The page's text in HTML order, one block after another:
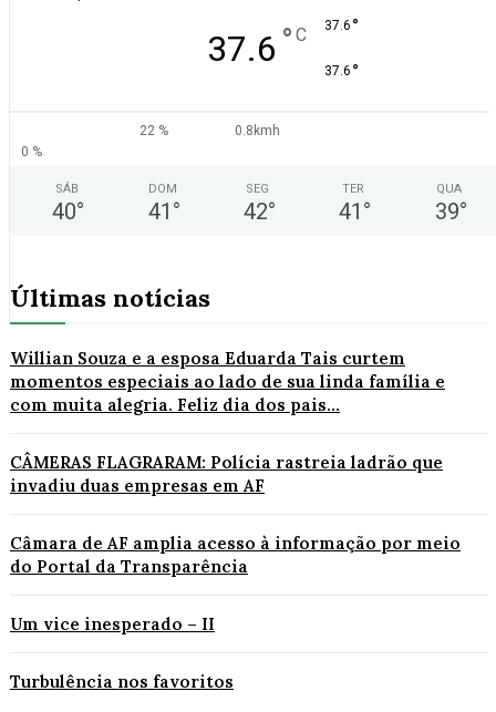
37.6 ° C 37.6 °
37.6 °
22 %
0.8kmh
0 %
SÁB
40°
DOM
41 °
SEG
42°
TER
41 °
QUA
39°
Últimas notícias
Willian Souza e a esposa Eduarda Tais curtem
momentos especiais ao lado de sua linda família e
com muita alegria. Feliz dia dos pais...
CÂMERAS FLAGRARAM: Polícia rastreia ladrão que
invadiu duas empresas em AF
Câmara de AF amplia acesso à informação por meio
do Portal da Transparência
Um vice inesperado – II
Turbulência nos favoritos